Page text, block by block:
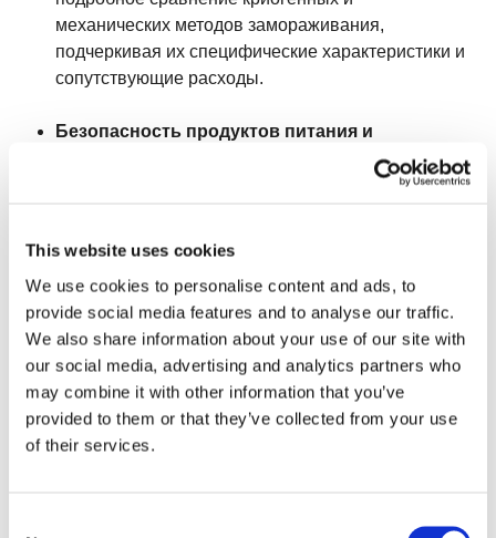
This website uses cookies
We use cookies to personalise content and ads, to
provide social media features and to analyse our traffic.
We also share information about your use of our site with
our social media, advertising and analytics partners who
may combine it with other information that you’ve
provided to them or that they’ve collected from your use
of their services.
механических методов замораживания,
подчеркивая их специфические характеристики и
сопутствующие расходы.
Безопасность продуктов питания и
: Обсуждает важность
Криогенная и механическая технологии
замораживания:
В статье рассматриваются два основных метода
заморозки сыра IQF — криогенный и механический.
Криогенная заморозка, в которой используется
требует более высоких эксплуатационных расходов